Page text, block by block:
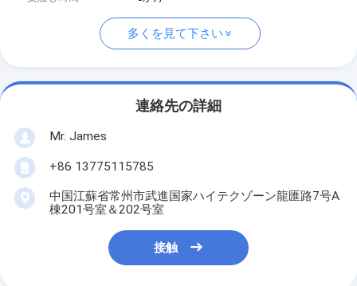
多くを見て下さい
連絡先の詳細
Mr. James
+86 13775115785
中国江蘇省常州市武進国家ハイテクゾーン龍匯路7号A
棟201号室＆202号室
接触